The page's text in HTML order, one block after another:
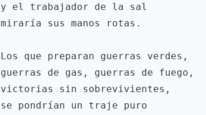
y el trabajador de la sal
miraría sus manos rotas.
Los que preparan guerras verdes,
guerras de gas, guerras de fuego,
victorias sin sobrevivientes,
se pondrían un traje puro